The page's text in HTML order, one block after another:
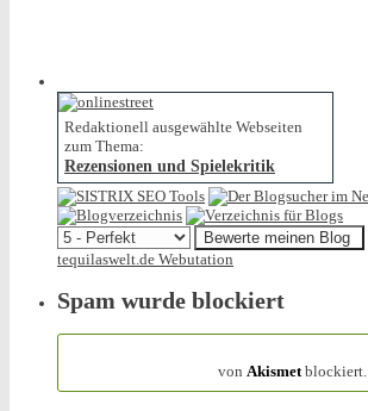
Redaktionell ausgewählte Webseiten
zum Thema:
Rezensionen und Spielekritik
tequilaswelt.de Webutation
Spam wurde blockiert
von Akismetblockiert.